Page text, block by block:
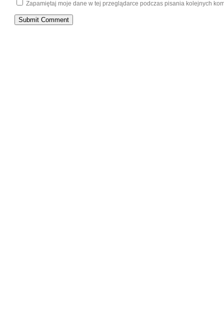
Zapamiętaj moje dane w tej przeglądarce podczas pisania kolejnych